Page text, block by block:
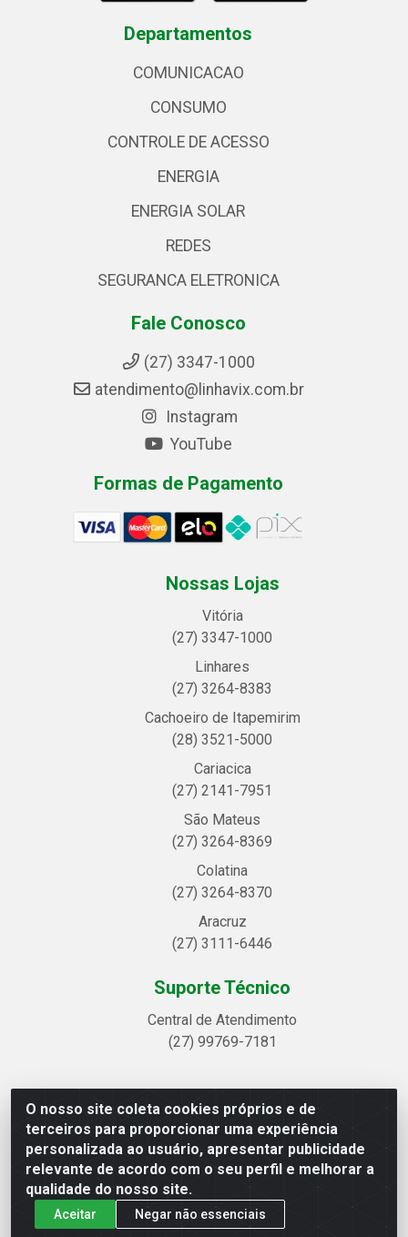
O nosso site coleta cookies próprios e de
terceiros para proporcionar uma experiência
personalizada ao usuário, apresentar publicidade
relevante de acordo com o seu perfil e melhorar a
qualidade do nosso site.
Aceitar
Negar não essenciais
Departamentos
COMUNICACAO
CONSUMO
CONTROLE DE ACESSO
ENERGIA
ENERGIA SOLAR
REDES
SEGURANCA ELETRONICA
Fale Conosco
(27) 3347-1000
atendimento@linhavix.com.br
Instagram
YouTube
Formas de Pagamento
Nossas Lojas
Vitória
(27) 3347-1000
Linhares
(27) 3264-8383
Cachoeiro de Itapemirim
(28) 3521-5000
Cariacica
(27) 2141-7951
São Mateus
(27) 3264-8369
Colatina
(27) 3264-8370
Aracruz
(27) 3111-6446
Suporte Técnico
Central de Atendimento
(27) 99769-7181
Linhavix Distribuidora LTDA - Avenida Alegre, 2521 -
Quadra314 Lote 05 e 07 - Shell, Linhares/ES - CEP
29.901-605 - CNPJ 20.857.514/0001-75